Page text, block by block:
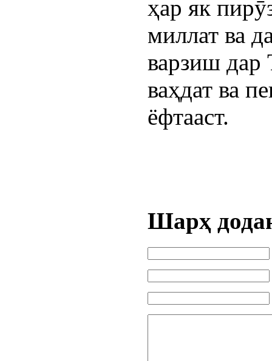
ҳар як
миллат ва
варзиш дар
ваҳдат ва
ёфтааст.
Шарҳ